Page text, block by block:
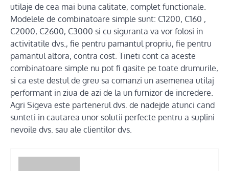
utilaje de cea mai buna calitate, complet functionale.
Modelele de combinatoare simple sunt: C1200, C160 ,
C2000, C2600, C3000 si cu siguranta va vor folosi in
activitatile dvs., fie pentru pamantul propriu, fie pentru
pamantul altora, contra cost. Tineti cont ca aceste
combinatoare simple nu pot fi gasite pe toate drumurile,
si ca este destul de greu sa comanzi un asemenea utilaj
performant in ziua de azi de la un furnizor de incredere.
Agri Sigeva este partenerul dvs. de nadejde atunci cand
sunteti in cautarea unor solutii perfecte pentru a suplini
nevoile dvs. sau ale clientilor dvs.